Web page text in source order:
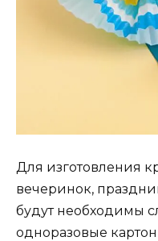
Для изготовления
вечеринок,
будут необходимы
одноразовые